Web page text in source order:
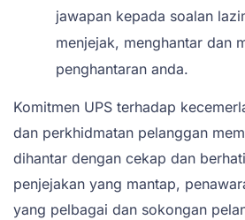
jawapan kepada soalan
menjejak, menghantar dan
penghantaran anda.
Komitmen UPS terhadap
dan perkhidmatan pelanggan
dihantar dengan cekap dan
penjejakan yang mantap,
yang pelbagai dan sokongan